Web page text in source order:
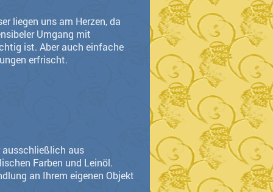
liegen uns am Herzen, da
Umgang mit
ist. Aber auch einfache
erfrischt.
ausschließlich aus
Farben und Leinöl.
an Ihrem eigenen Objekt